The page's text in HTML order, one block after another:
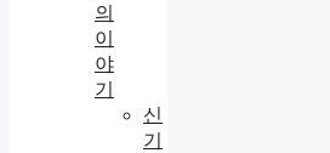
의
이
야
기
신
기